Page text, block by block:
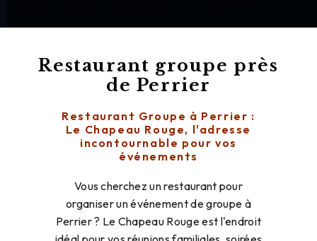
Restaurant groupe près
de Perrier
Restaurant Groupe à Perrier :
Le Chapeau Rouge, l'adresse
incontournable pour vos
événements
Vous cherchez un restaurant pour
organiser un événement de groupe à
Perrier ? Le Chapeau Rouge est l'endroit